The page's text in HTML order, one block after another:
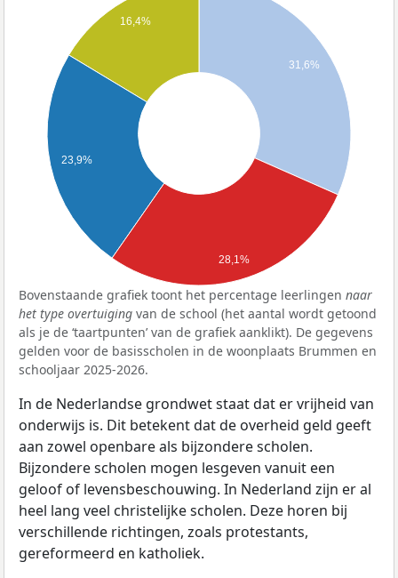
31,6%
16,4%
23,9%
28,1%
Bovenstaande grafiek toont het percentage leerlingen naar
het type overtuiging van de school (het aantal wordt getoond
als je de ‘taartpunten’ van de grafiek aanklikt). De gegevens
gelden voor de basisscholen in de woonplaats Brummen en
schooljaar 2025-2026.
In de Nederlandse grondwet staat dat er vrijheid van
onderwijs is. Dit betekent dat de overheid geld geeft
aan zowel openbare als bijzondere scholen.
Bijzondere scholen mogen lesgeven vanuit een
geloof of levensbeschouwing. In Nederland zijn er al
heel lang veel christelijke scholen. Deze horen bij
verschillende richtingen, zoals protestants,
gereformeerd en katholiek.